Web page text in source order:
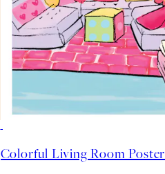
Colorful Living Room Poster